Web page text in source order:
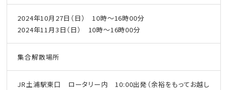
2024年10月27日（日） 10時〜16時00分
2024年11月3日（日） 10時〜16時00分
集合解散場所
JR土浦駅東口 ロータリー内 10:00出発（余裕をもってお越し